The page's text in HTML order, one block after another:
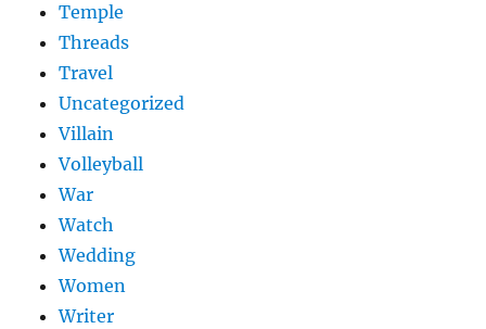
Temple
Threads
Travel
Uncategorized
Villain
Volleyball
War
Watch
Wedding
Women
Writer